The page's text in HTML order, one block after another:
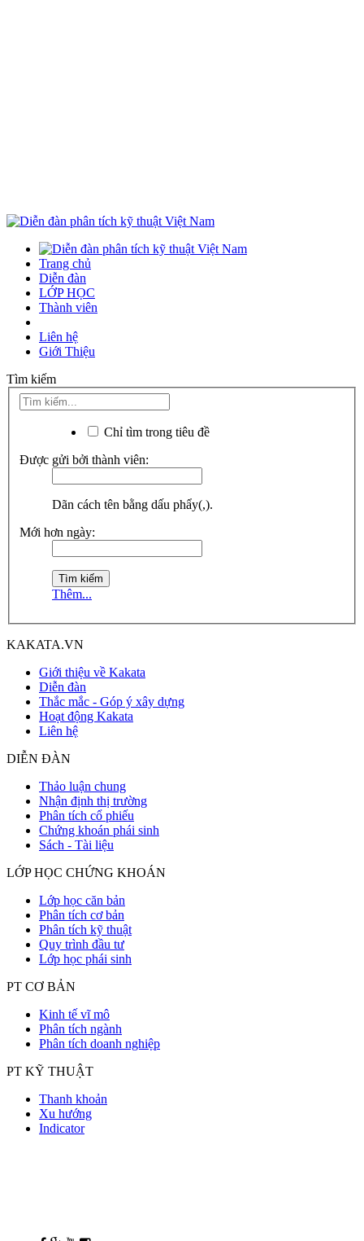
Trang chủ
Diễn đàn
LỚP HỌC
Thành viên
Liên hệ
Giới Thiệu
Tìm kiếm
Chỉ tìm trong tiêu đề
Được gửi bởi thành viên:
Dãn cách tên bằng dấu phẩy(,).
Mới hơn ngày:
Thêm...
KAKATA.VN
Giới thiệu về Kakata
Diễn đàn
Thắc mắc - Góp ý xây dựng
Hoạt động Kakata
Liên hệ
DIỄN ĐÀN
Thảo luận chung
Nhận định thị trường
Phân tích cổ phiếu
Chứng khoán phái sinh
Sách - Tài liệu
LỚP HỌC CHỨNG KHOÁN
Lớp học căn bản
Phân tích cơ bản
Phân tích kỹ thuật
Quy trình đầu tư
Lớp học phái sinh
PT CƠ BẢN
Kinh tế vĩ mô
Phân tích ngành
Phân tích doanh nghiệp
PT KỸ THUẬT
Thanh khoản
Xu hướng
Indicator